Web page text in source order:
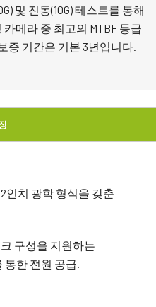
및 진동(10G) 테스트를 통해
메라 중 최고의 MTBF 등급
증 기간은 기본 3년입니다.
인치 광학 형식을 갖춘
구성을 지원하는
통한 전원 공급.